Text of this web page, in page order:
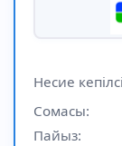
Несие
Сомасы:
Пайыз: